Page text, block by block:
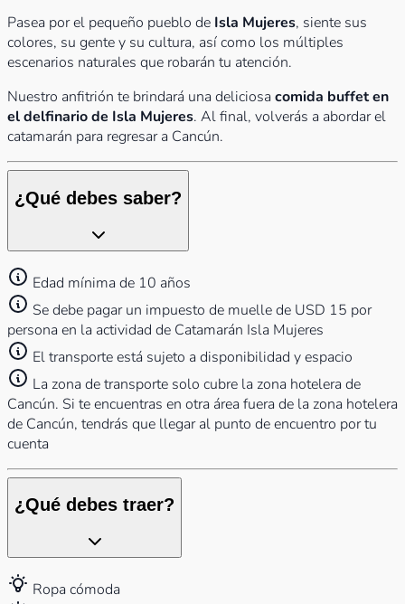
Pasea por el pequeño pueblo de Isla Mujeres, siente sus
colores, su gente y su cultura, así como los múltiples
escenarios naturales que robarán tu atención.
Nuestro anfitrión te brindará una deliciosa comida buffet en
el delfinario de Isla Mujeres. Al final, volverás a abordar el
catamarán para regresar a Cancún.
¿Qué debes saber?
Edad mínima de 10 años
Se debe pagar un impuesto de muelle de USD 15 por
persona en la actividad de Catamarán Isla Mujeres
El transporte está sujeto a disponibilidad y espacio
La zona de transporte solo cubre la zona hotelera de
Cancún. Si te encuentras en otra área fuera de la zona hotelera
de Cancún, tendrás que llegar al punto de encuentro por tu
cuenta
¿Qué debes traer?
Ropa cómoda